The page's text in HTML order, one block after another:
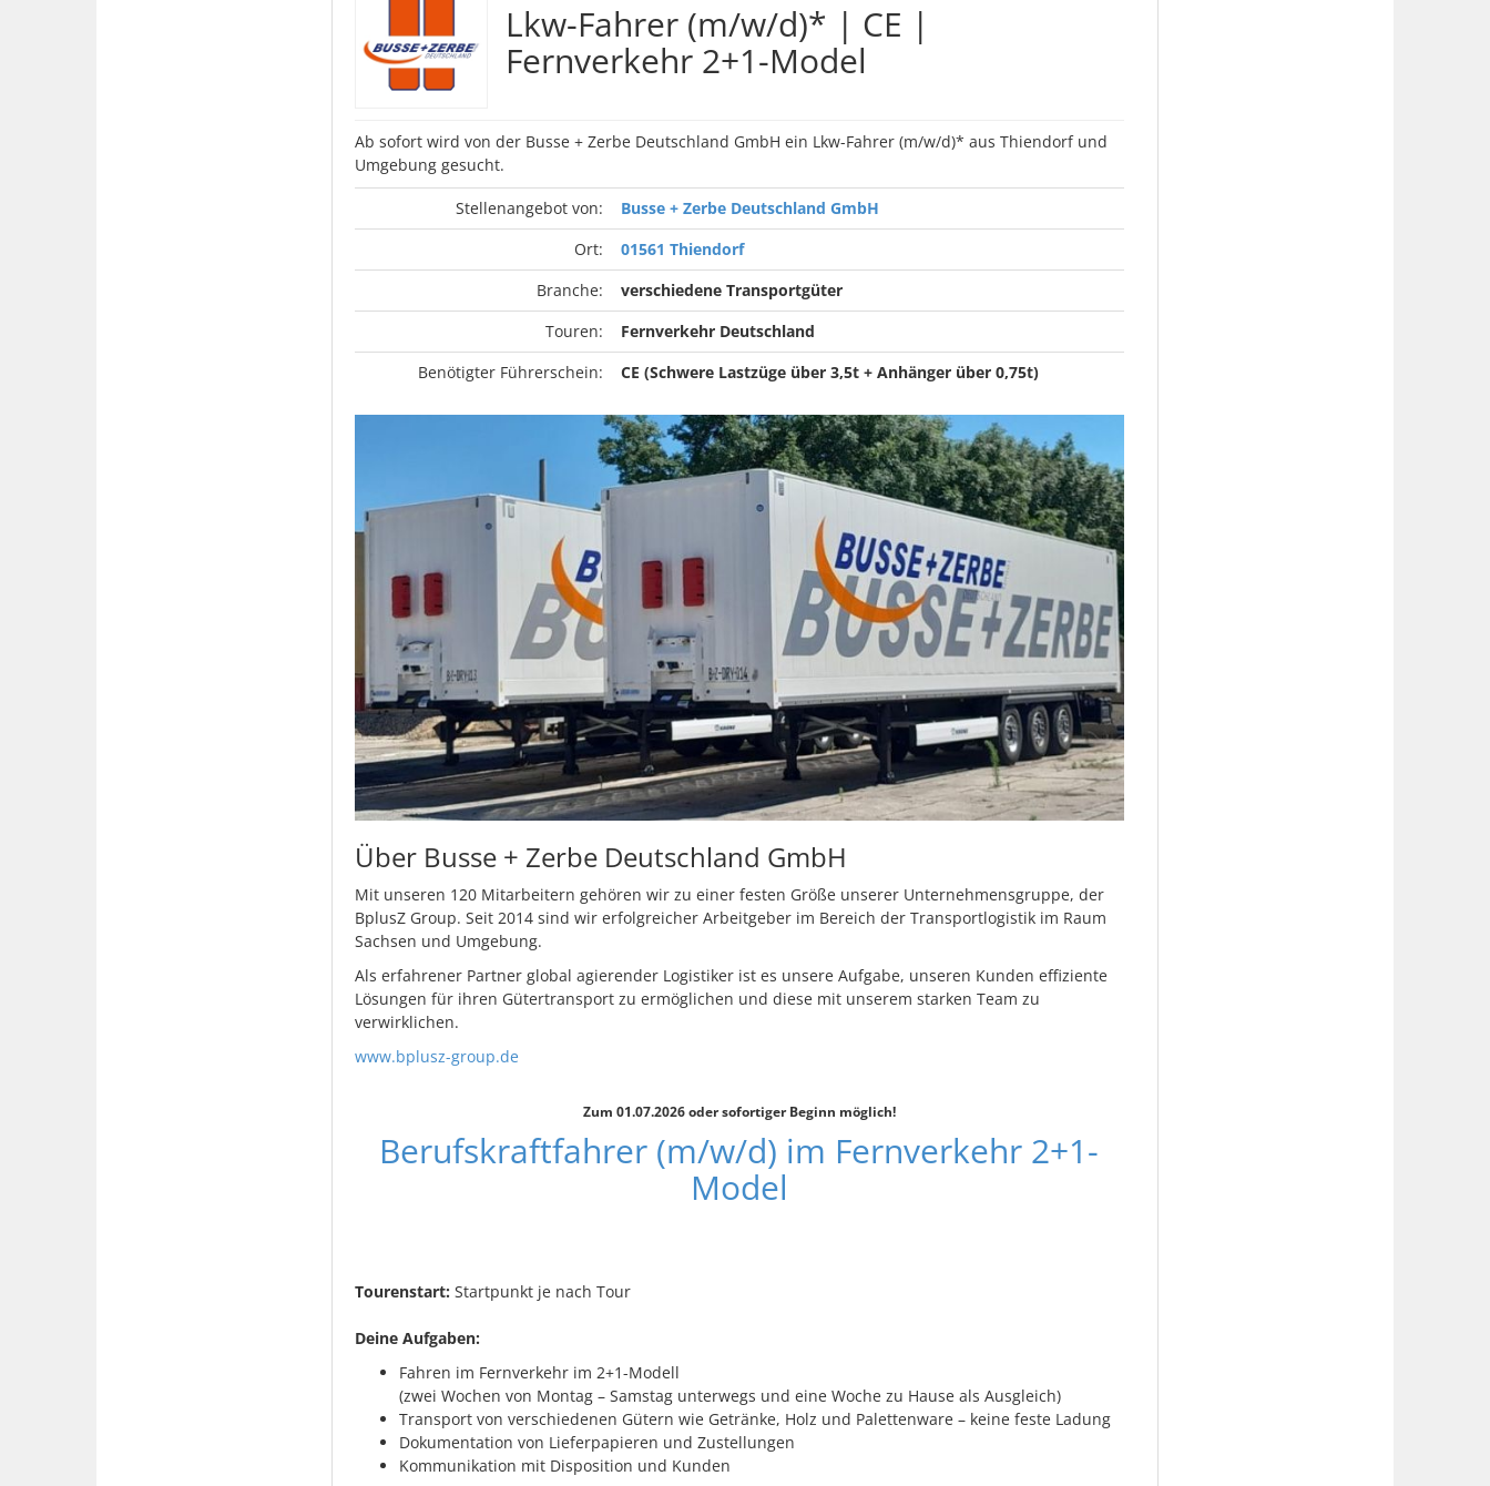
Lkw-Fahrer (m/w/d)* | CE |
Fernverkehr 2+1-Model
Ab sofort wird von der Busse + Zerbe Deutschland GmbH ein Lkw-Fahrer (m/w/d)* aus Thiendorf und
Umgebung gesucht.
Stellenangebot von:
Busse + Zerbe Deutschland GmbH
Ort:
01561 Thiendorf
Branche:
verschiedene Transportgüter
Touren:
Fernverkehr Deutschland
Benötigter Führerschein:
CE (Schwere Lastzüge über 3,5t + Anhänger über 0,75t)
Über Busse + Zerbe Deutschland GmbH
Mit unseren 120 Mitarbeitern gehören wir zu einer festen Größe unserer Unternehmensgruppe, der
BplusZ Group. Seit 2014 sind wir erfolgreicher Arbeitgeber im Bereich der Transportlogistik im Raum
Sachsen und Umgebung.
Als erfahrener Partner global agierender Logistiker ist es unsere Aufgabe, unseren Kunden effiziente
Lösungen für ihren Gütertransport zu ermöglichen und diese mit unserem starken Team zu
verwirklichen.
www.bplusz-group.de
Zum 01.07.2026 oder sofortiger Beginn möglich!
Berufskraftfahrer (m/w/d) im Fernverkehr 2+1-
Model
Tourenstart: Startpunkt je nach Tour
Deine Aufgaben:
Fahren im Fernverkehr im 2+1-Modell
(zwei Wochen von Montag – Samstag unterwegs und eine Woche zu Hause als Ausgleich)
Transport von verschiedenen Gütern wie Getränke, Holz und Palettenware – keine feste Ladung
Dokumentation von Lieferpapieren und Zustellungen
Kommunikation mit Disposition und Kunden